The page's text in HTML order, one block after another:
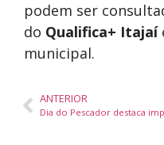
podem ser
do Qualifica+ Itajaí
municipal.
ANTERIOR